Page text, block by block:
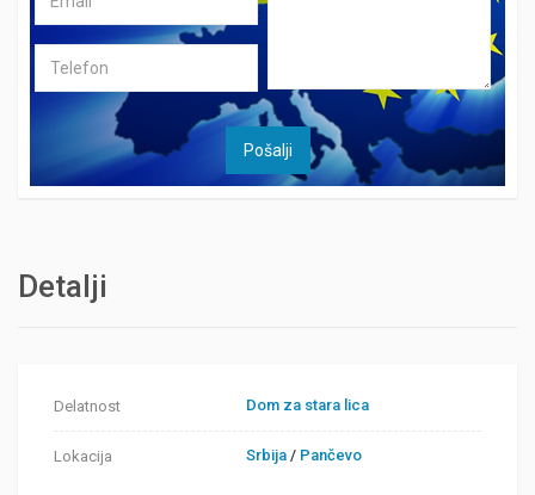
Detalji
Delatnost Dom za stara lica
Lokacija Srbija / Pančevo